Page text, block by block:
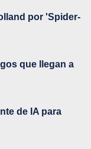
por 'Spider-
que llegan a
de IA para